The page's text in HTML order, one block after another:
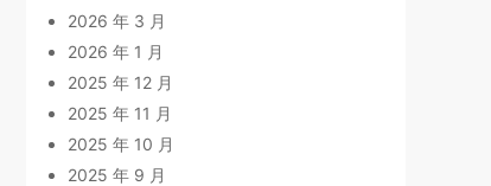
2026 年 3 月
2026 年 1 月
2025 年 12 月
2025 年 11 月
2025 年 10 月
2025 年 9 月